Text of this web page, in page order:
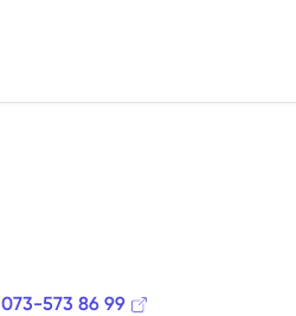
073-573 86 99